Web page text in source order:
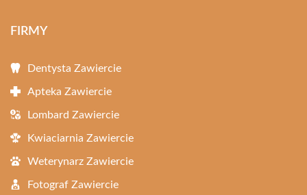
FIRMY
Dentysta Zawiercie
Apteka Zawiercie
Lombard Zawiercie
Kwiaciarnia Zawiercie
Weterynarz Zawiercie
Fotograf Zawiercie